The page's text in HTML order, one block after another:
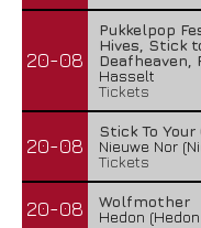
20-08
Pukkelpop
Hives, Stick
Deafheaven,
Hasselt
Tickets
20-08
Stick To Your
Nieuwe Nor
Tickets
20-08
Wolfmother
Hedon